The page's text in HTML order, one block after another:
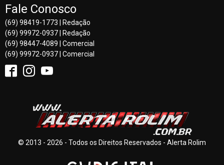
Fale Conosco
(69) 98419-1773 | Redação
(69) 99972-0937 | Redação
(69) 98447-4089 | Comercial
(69) 99972-0937 | Comercial
© 2013 - 2026 - Todos os Direitos Reservados - Alerta Rolim